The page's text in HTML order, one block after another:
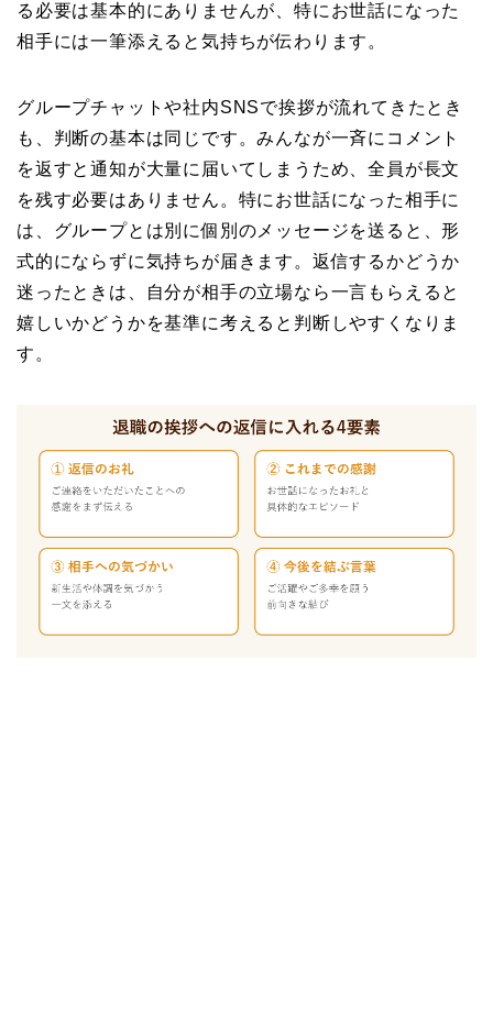
る必要は基本的にありませんが、特にお世話になった
相手には一筆添えると気持ちが伝わります。
グループチャットや社内SNSで挨拶が流れてきたとき
も、判断の基本は同じです。みんなが一斉にコメント
を返すと通知が大量に届いてしまうため、全員が長文
を残す必要はありません。特にお世話になった相手に
は、グループとは別に個別のメッセージを送ると、形
式的にならずに気持ちが届きます。返信するかどうか
迷ったときは、自分が相手の立場なら一言もらえると
嬉しいかどうかを基準に考えると判断しやすくなりま
す。